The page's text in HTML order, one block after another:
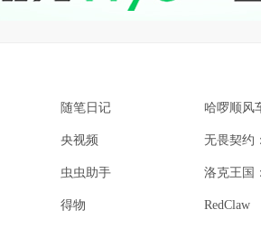
随笔日记 哈啰顺风
央视频 无畏契约
虫虫助手 洛克王国
得物 RedClaw